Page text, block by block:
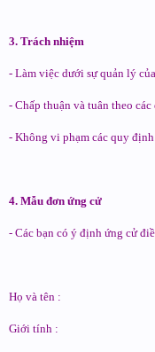
3. Trách nhiệm
- Làm việc dưới sự quản lý
- Chấp thuận và tuân theo
- Không vi phạm các quy
4. Mẫu đơn ứng cử
- Các bạn có ý định ứng cử
Họ và tên :
Giới tính :